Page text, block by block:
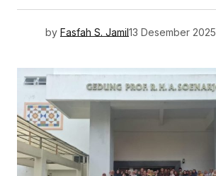
by Fasfah S. Jamil13 Desember 2025